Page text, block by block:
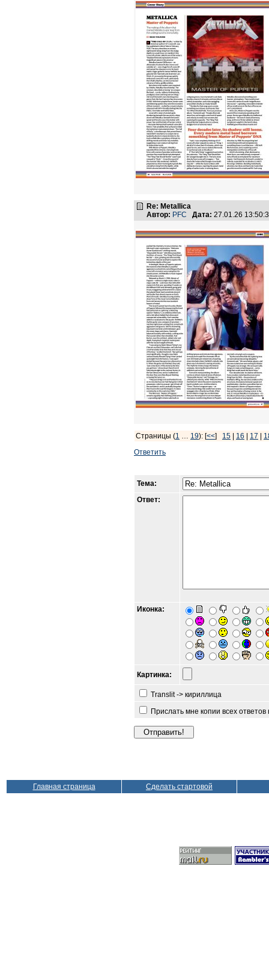
Re: Metallica
Автор: PFC Дата: 27.01.26
Страницы (1 … 19): [<<] 15 16 17
Ответить
Тема:
Ответ:
Иконка:
Картинка:
Translit -> кириллица
Прислать мне копии всех
Главная страница Сделать стартовой